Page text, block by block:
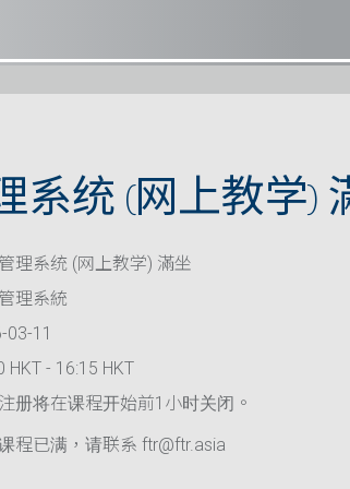
系统 (网上教学)
理系统 (网上教学) 滿坐
理系統
03-11
HKT - 16:15 HKT
册将在课程开始前1小时关闭。
程已满，请联系 ftr@ftr.asia